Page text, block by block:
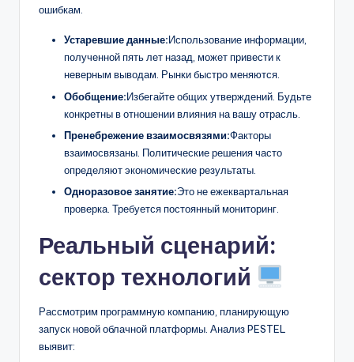
ошибкам.
Устаревшие данные:Использование информации,
полученной пять лет назад, может привести к
неверным выводам. Рынки быстро меняются.
Обобщение:Избегайте общих утверждений. Будьте
конкретны в отношении влияния на вашу отрасль.
Пренебрежение взаимосвязями:Факторы
взаимосвязаны. Политические решения часто
определяют экономические результаты.
Одноразовое занятие:Это не ежеквартальная
проверка. Требуется постоянный мониторинг.
Реальный сценарий:
сектор технологий
Рассмотрим программную компанию, планирующую
запуск новой облачной платформы. Анализ PESTEL
выявит: